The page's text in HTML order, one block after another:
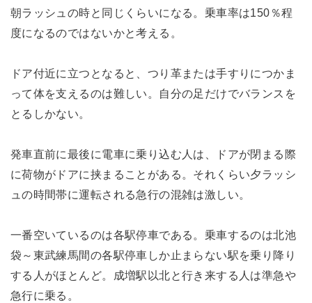
朝ラッシュの時と同じくらいになる。乗車率は150％程
度になるのではないかと考える。
ドア付近に立つとなると、つり革または手すりにつかま
って体を支えるのは難しい。自分の足だけでバランスを
とるしかない。
発車直前に最後に電車に乗り込む人は、ドアが閉まる際
に荷物がドアに挟まることがある。それくらい夕ラッシ
ュの時間帯に運転される急行の混雑は激しい。
一番空いているのは各駅停車である。乗車するのは北池
袋～東武練馬間の各駅停車しか止まらない駅を乗り降り
する人がほとんど。成増駅以北と行き来する人は準急や
急行に乗る。